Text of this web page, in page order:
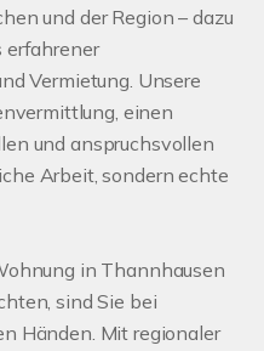
und der Region – dazu
erfahrener
Vermietung. Unsere
einen
und anspruchsvollen
Arbeit, sondern echte
in Thannhausen
sind Sie bei
Händen. Mit regionaler